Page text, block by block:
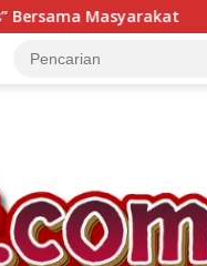
Sambut HUT ke-81 RI,